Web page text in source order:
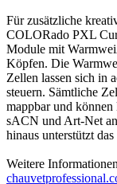
Für zusätzliche
COLORado PXL
Module mit
Köpfen. Die
Zellen lassen sich in
steuern. Sämtliche
mappbar und
sACN und Art-Net
hinaus unterstützt
Weitere